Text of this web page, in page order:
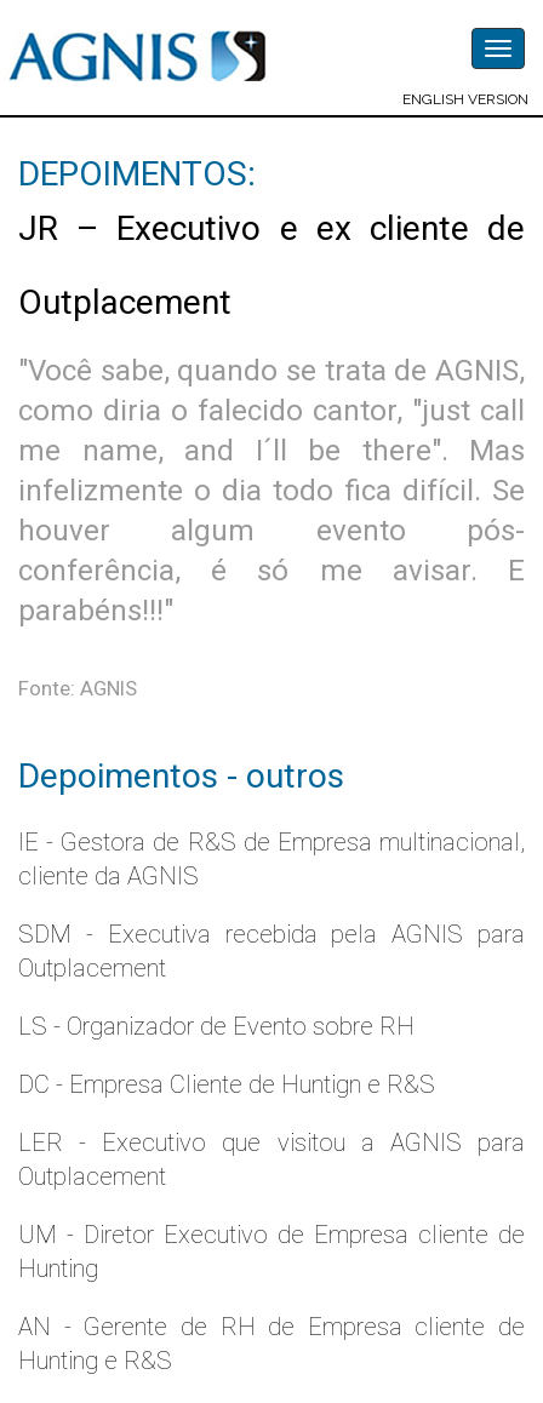
ENGLISH VERSION
DEPOIMENTOS:
JR – Executivo e ex cliente de
Outplacement
"Você sabe, quando se trata de AGNIS,
como diria o falecido cantor, "just call
me name, and I´ll be there". Mas
infelizmente o dia todo fica difícil. Se
houver algum evento pós-
conferência, é só me avisar. E
parabéns!!!"
Fonte: AGNIS
Depoimentos - outros
IE - Gestora de R&S de Empresa multinacional,
cliente da AGNIS
SDM - Executiva recebida pela AGNIS para
Outplacement
LS - Organizador de Evento sobre RH
DC - Empresa Cliente de Huntign e R&S
LER - Executivo que visitou a AGNIS para
Outplacement
UM - Diretor Executivo de Empresa cliente de
Hunting
AN - Gerente de RH de Empresa cliente de
Hunting e R&S